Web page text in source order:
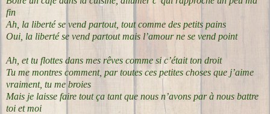
fin
Ah, la liberté se vend partout, tout comme des petits pains
Oui, la liberté se vend partout mais l’amour ne se vend point
Ah, et tu flottes dans mes rêves comme si c’était ton droit
Tu me montres comment, par toutes ces petites choses que j’aime
vraiment, tu me broies
Mais je laisse faire tout ça tant que nous n’avons par à nous battre
toi et moi